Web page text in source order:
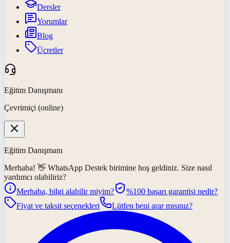
Dersler
Yorumlar
Blog
Ücretler
Eğitim Danışmanı
Çevrimiçi (online)
Eğitim Danışmanı
Merhaba! 👋 WhatsApp Destek birimine hoş geldiniz. Size nasıl
yardımcı olabiliriz?
Merhaba, bilgi alabilir miyim?
%100 başarı garantisi nedir?
Fiyat ve taksit seçenekleri
Lütfen beni arar mısınız?